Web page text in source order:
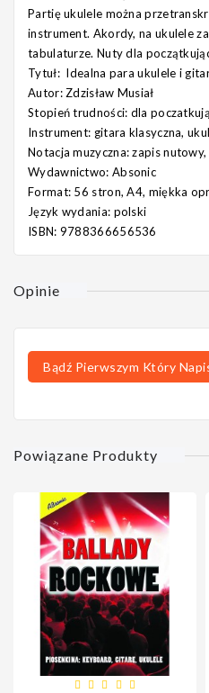
Partię ukulele można
instrument. Akordy, na ukulele
tabulaturze. Nuty dla
Tytuł:Idealna para ukulele i
Autor:Zdzisław Musiał
Stopień trudności: dla
Instrument: gitara klasyczna,
Notacja muzyczna:zapis
Wydawnictwo: Absonic
Format: 56 stron, A4, miękka
Język wydania: polski
ISBN: 9788366656536
Opinie
Bądź Pierwszym Który
Powiązane Produkty